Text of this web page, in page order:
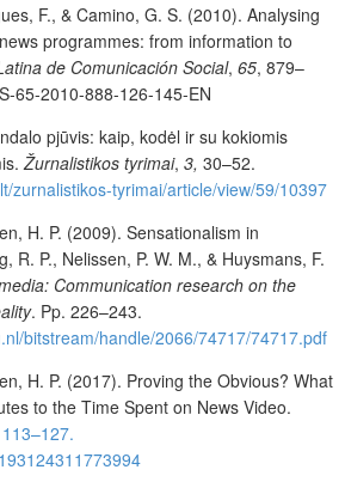
F., & Camino, G. S. (2010). Analysing
programmes: from information to
de Comunicación Social, 65, 879–
65-2010-888-126-145-EN
pjūvis: kaip, kodėl ir su kokiomis
Žurnalistikos tyrimai, 3, 30–52.
zurnalistikos-tyrimai/article/view/59/10397
H. P. (2009). Sensationalism in
R. P., Nelissen, P. W. M., & Huysmans, F.
Communication research on the
. Pp. 226–243.
bitstream/handle/2066/74717/74717.pdf
H. P. (2017). Proving the Obvious? What
to the Time Spent on News Video.